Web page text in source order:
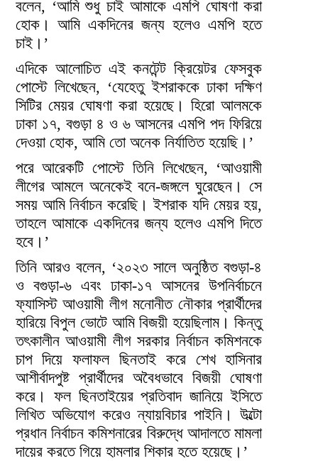
বলেন, ‘আমি শুধু চাই আমাকে এমপি ঘোষণা করা
হোক। আমি একদিনের জন্য হলেও এমপি হতে
চাই।’
এদিকে আলোচিত এই কনটেন্ট ক্রিয়েটর ফেসবুক
পোস্টে লিখেছেন, ‘যেহেতু ইশরাককে ঢাকা দক্ষিণ
সিটির মেয়র ঘোষণা করা হয়েছে। হিরো আলমকে
ঢাকা ১৭, বগুড়া ৪ ও ৬ আসনের এমপি পদ ফিরিয়ে
দেওয়া হোক, আমি তো অনেক নির্যাতিত হয়েছি।’
পরে আরেকটি পোস্টে তিনি লিখেছেন, ‘আওয়ামী
লীগের আমলে অনেকেই বনে-জঙ্গলে ঘুরেছেন। সে
সময় আমি নির্বাচন করেছি। ইশরাক যদি মেয়র হয়,
তাহলে আমাকে একদিনের জন্য হলেও এমপি দিতে
হবে।’
তিনি আরও বলেন, ‘২০২৩ সালে অনুষ্ঠিত বগুড়া-৪
ও বগুড়া-৬ এবং ঢাকা-১৭ আসনের উপনির্বাচনে
ফ্যাসিস্ট আওয়ামী লীগ মনোনীত নৌকার প্রার্থীদের
হারিয়ে বিপুল ভোটে আমি বিজয়ী হয়েছিলাম। কিন্তু
তৎকালীন আওয়ামী লীগ সরকার নির্বাচন কমিশনকে
চাপ দিয়ে ফলাফল ছিনতাই করে শেখ হাসিনার
আশীর্বাদপুষ্ট প্রার্থীদের অবৈধভাবে বিজয়ী ঘোষণা
করে। ফল ছিনতাইয়ের প্রতিবাদ জানিয়ে ইসিতে
লিখিত অভিযোগ করেও ন্যায়বিচার পাইনি। উল্টো
প্রধান নির্বাচন কমিশনারের বিরুদ্ধে আদালতে মামলা
দায়ের করতে গিয়ে হামলার শিকার হতে হয়েছে।’